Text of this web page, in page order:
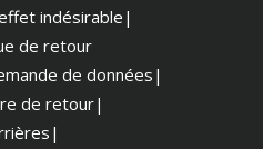
indésirable|
de retour
de données|
de retour|